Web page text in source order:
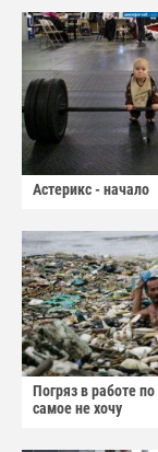
Астерикс - начало
Погряз в работе по
самое не хочу